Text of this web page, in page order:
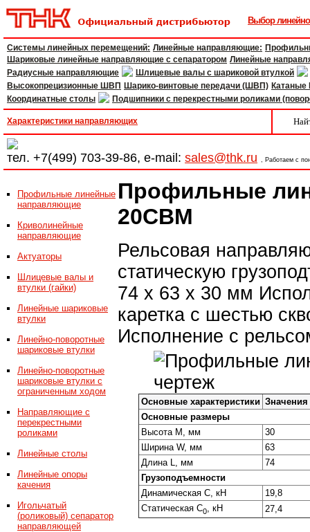
Выбор
Системы линейных перемещений: Линейные направляющие:
Шариковые линейные направляющие с сепаратором Линейные
Радиусные направляющие
Шлицевые валы с шариковой втулкой
Высокопрецизионные ШВП Шарико-винтовые передачи (ШВП)
Координатные столы
Подшипники с перекрестными роликами
Характеристики направляющих
тел. +7(499) 703-39-86, e-mail: sales@thk.ru , Работаем с
Профильные линейные
направляющие
Криволинейные
направляющие
Актуаторы
Шлицевые валы и
втулки (гайки)
Линейные шариковые
втулки
Линейно-поворотные
шариковые втулки
Линейно-поворотные
шариковые втулки с
ограниченным ходом
Направляющие с
перекрестными
роликами
Линейные столы
Линейные опоры
качения
Игольчатый
(роликовый) сепаратор
направляющей
Профильные
20CBM
Рельсовая
статическую
74 x 63 x 30 мм
каретка с шестью
Исполнение с
Основные характеристики Значения
Основные размеры
Высота M, мм
30
Ширина W, мм
63
Длина L, мм
74
Грузоподъемности
Динамическая С, кН
19,8
Статическая С0, кН 27,4